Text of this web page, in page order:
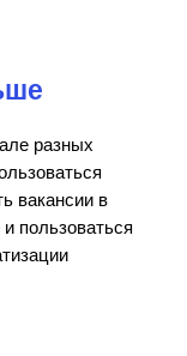
разных
вакансии в
пользоваться